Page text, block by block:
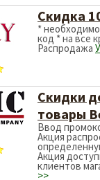
Скидка
*
код * на все
Распродажа
Скидки
товары
Ввод
Акция
Акция
клиентов
>>